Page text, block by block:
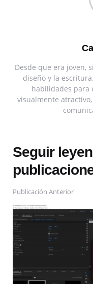
Desde que era joven,
diseño y la
habilidades para
visualmente
Seguir
Publicación Anterior